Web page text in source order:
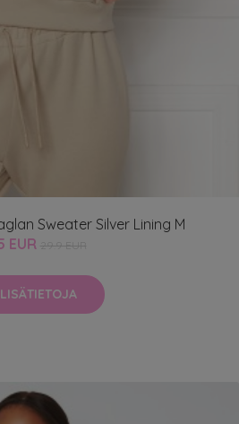
Sweater Silver Lining M
EUR
LISÄTIETOJA